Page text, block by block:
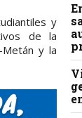
y
de la
y la